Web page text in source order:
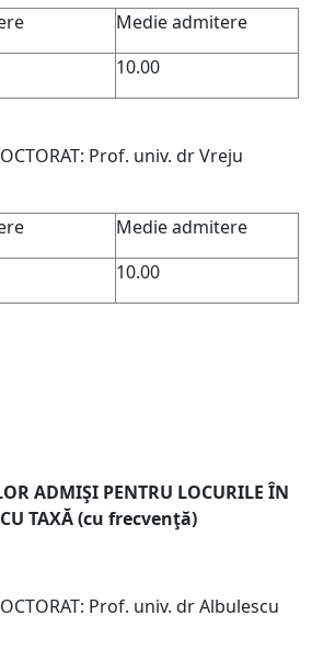
Medie admitere
10.00
Prof. univ. dr Vreju
Medie admitere
10.00
ADMIŞI PENTRU LOCURILE ÎN
TAXĂ (cu frecvenţă)
Prof. univ. dr Albulescu